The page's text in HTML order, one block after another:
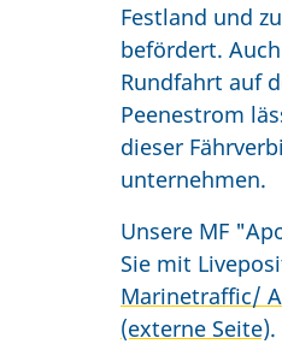
Festland und
befördert.
Rundfahrt auf
Peenestrom
dieser
unternehmen.
Unsere MF
Sie mit
Marinetraffic/
(externe Seite).